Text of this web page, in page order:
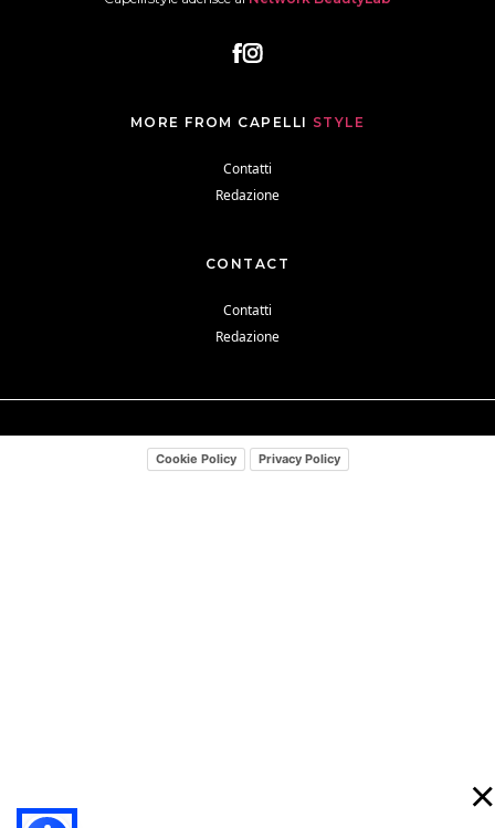
MORE FROM CAPELLI STYLE
Contatti
Redazione
CONTACT
Contatti
Redazione
Cookie Policy Privacy Policy